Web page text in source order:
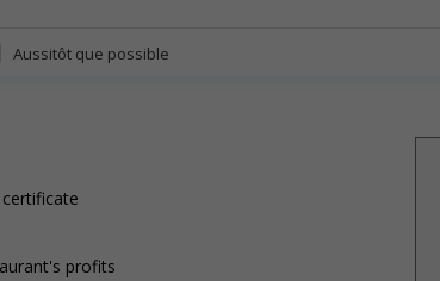
Aussitôt que possible
profits